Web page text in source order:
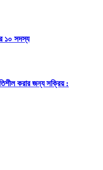
১০ সদস্য
করার জন্য সক্রিয় :